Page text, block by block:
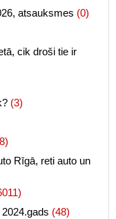
atsauksmes (0)
cik droši tie ir
(3)
Rīgā, reti auto un
(48)